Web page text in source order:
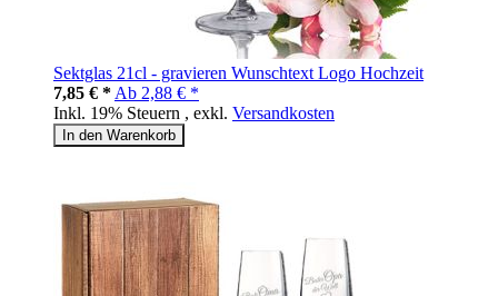
Sektglas 21cl - gravieren Wunschtext Logo Hochzeit
7,85 € * Ab 2,88 € *
Inkl. 19% Steuern , exkl. Versandkosten
In den Warenkorb